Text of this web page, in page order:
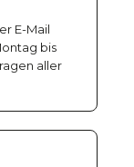
E-Mail
bis
aller